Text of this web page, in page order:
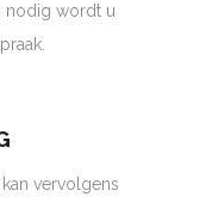
nodig wordt u
vervolgens